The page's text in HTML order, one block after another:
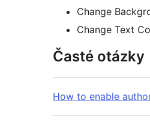
Change
Change Text
Časté otázky
How to enable